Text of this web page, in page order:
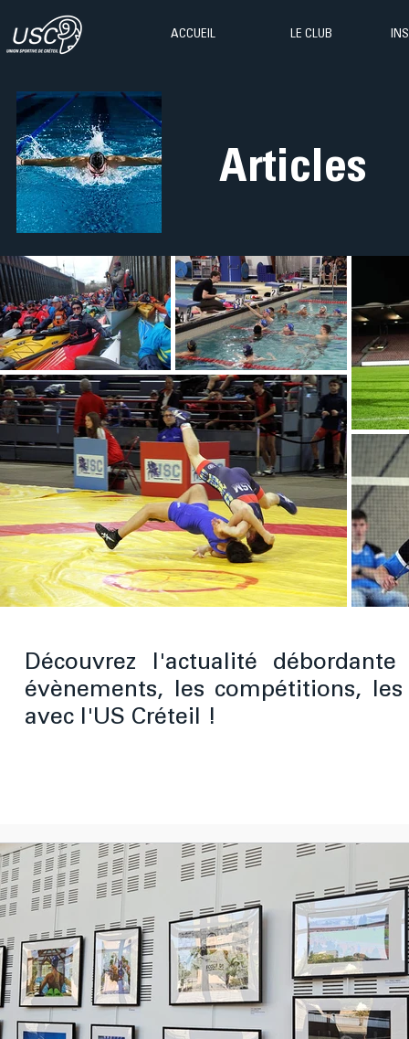
ACCUEIL LE CLUB
Articles
Découvrez l'actualité
évènements, les compétitions,
avec l'US Créteil !